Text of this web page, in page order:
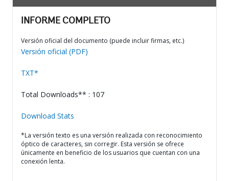
INFORME COMPLETO
Versión oficial del documento (puede incluir firmas, etc.)
Versión oficial (PDF)
TXT*
Total Downloads** : 107
Download Stats
*La versión texto es una versión realizada con reconocimiento
óptico de caracteres, sin corregir. Esta versión se ofrece
únicamente en beneficio de los usuarios que cuentan con una
conexión lenta.